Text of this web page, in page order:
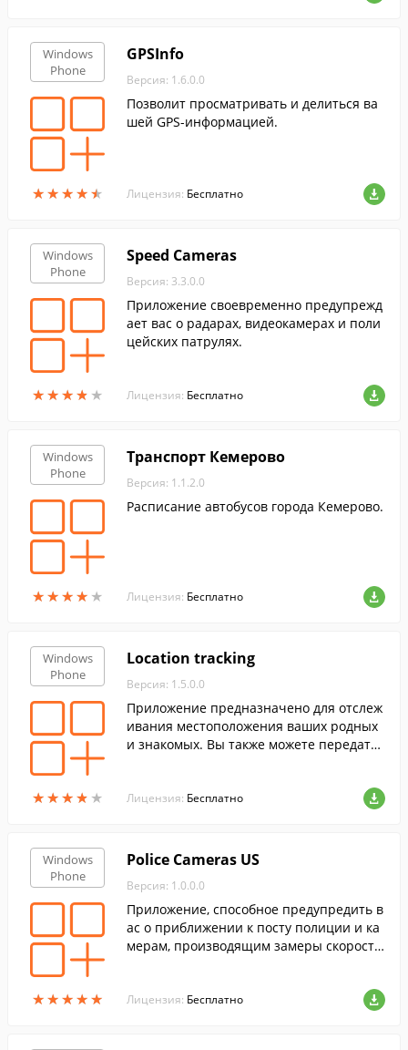
Windows
Phone
★★★★★
★★★★★
GPSInfo
Версия: 1.6.0.0
Позволит просматривать и делиться ва
шей GPS-информацией.
Лицензия: Бесплатно
Windows
Phone
★★★★ ★
★★★★ ★
Speed Cameras
Версия: 3.3.0.0
Приложение своевременно предупрежд
ает вас о радарах, видеокамерах и поли
цейских патрулях.
Лицензия: Бесплатно
Windows
Phone
★★★★ ★
★★★★ ★
Транспорт Кемерово
Версия: 1.1.2.0
Расписание автобусов города Кемерово.
Лицензия: Бесплатно
Windows
Phone
★★★★ ★
★★★★ ★
Location tracking
Версия: 1.5.0.0
Приложение предназначено для отслеж
ивания местоположения ваших родных
и знакомых. Вы также можете передать
Лицензия: Бесплатно
Windows
Phone
★★★★★
★★★★★
Police Cameras US
Версия: 1.0.0.0
Приложение, способное предупредить в
ас о приближении к посту полиции и ка
мерам, производящим замеры скорости
Лицензия: Бесплатно